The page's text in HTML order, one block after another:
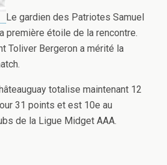
Le gardien des Patriotes Samuel
première étoile de la rencontre.
Toliver Bergeron a mérité la
totalise maintenant 12
31 points et est 10e au
de la Ligue Midget AAA.